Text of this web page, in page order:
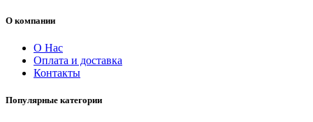
О компании
О Нас
Оплата и доставка
Контакты
Популярные категории